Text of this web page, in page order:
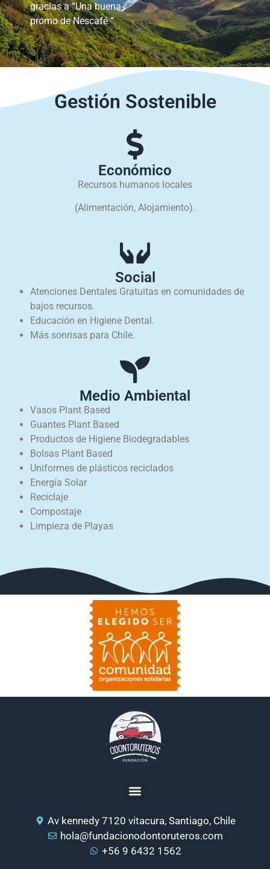
gracias a “Una buena
promo de Nescafé “
Gestión Sostenible
Económico
Recursos humanos locales
(Alimentación, Alojamiento).
Social
Atenciones Dentales Gratuitas en comunidades de
bajos recursos.
Educación en Higiene Dental.
Más sonrisas para Chile.
Medio Ambiental
Vasos Plant Based
Guantes Plant Based
Productos de Higiene Biodegradables
Bolsas Plant Based
Uniformes de plásticos reciclados
Energía Solar
Reciclaje
Compostaje
Limpieza de Playas
Av kennedy 7120 vitacura, Santiago, Chile
hola@fundacionodontoruteros.com
+56 9 6432 1562